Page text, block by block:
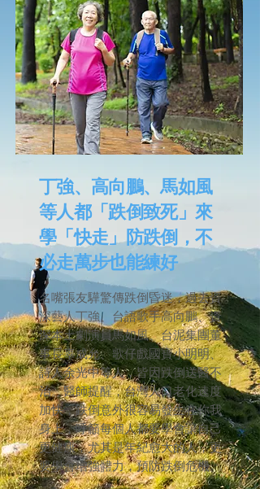
丁強、高向鵬、馬如風
等人都「跌倒致死」來
學「快走」防跌倒，不
必走萬步也能練好
名嘴張友驊驚傳跌倒昏迷，過去資
深藝人丁強、台語歌手高向鵬、資
深本土劇演員馬如風、台泥集團董
事長辜成允、歌仔戲國寶小明明、
詩人余光中等人，皆因跌倒送醫不
治。醫師提醒，台灣人口老化速度
加快，跌倒意外很容易發生在你我
身上，呼籲每個人都要學會讓自己
更健康，尤其是年紀愈大的人，更
要學會增強體力，預防跌倒危機。